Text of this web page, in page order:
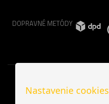
DOPRAVNÉ METÓDY
Nastavenie cookies